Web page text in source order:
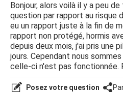
Bonjour, alors voilà il y a peu
question par rapport au risque
eu un rapport juste à la fin de
rapport non protégé, hormis
depuis deux mois, j'ai pris une
jours. Cependant nous
celle-ci n'est pas fonctionnée.
Posez votre question